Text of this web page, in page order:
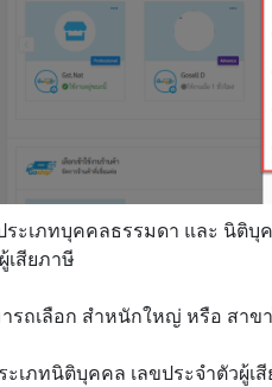
ระเภทบุคคลธรรมดา และ นิติ
เสียภาษี
รถเลือก สำหนักใหญ่ หรือ สาข
ะเภทนิติบุคคล เลขประจำตัวผู้